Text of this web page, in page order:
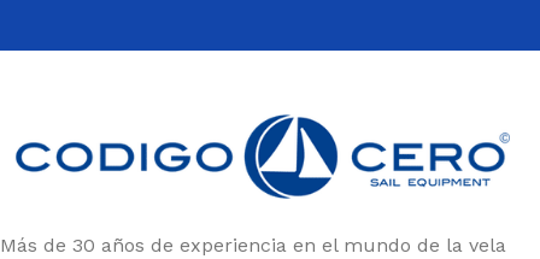
Más de 30 años de experiencia en el mundo de la vela